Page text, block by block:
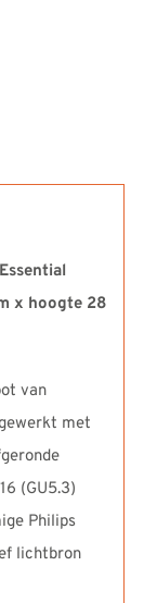
x hoogte 28
van
met
(GU5.3)
Philips
lichtbron